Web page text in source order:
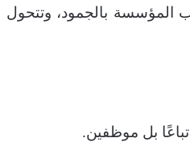
المؤسسة بالجمود، وتتحول
بل موظفين.